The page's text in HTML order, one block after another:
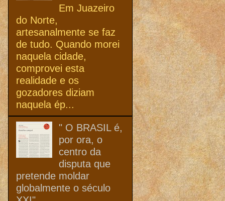
Em Juazeiro
do Norte,
artesanalmente se faz
de tudo. Quando morei
naquela cidade,
comprovei esta
realidade e os
gozadores diziam
naquela ép...
" O BRASIL é,
por ora, o
centro da
disputa que
pretende moldar
globalmente o século